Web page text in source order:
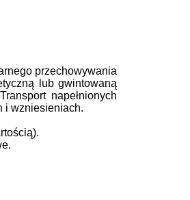
przechowywania
lub gwintowaną
napełnionych
i wzniesieniach.